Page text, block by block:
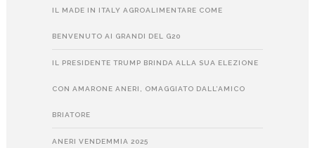
IL MADE IN ITALY AGROALIMENTARE COME
BENVENUTO AI GRANDI DEL G20
IL PRESIDENTE TRUMP BRINDA ALLA SUA ELEZIONE
CON AMARONE ANERI, OMAGGIATO DALL’AMICO
BRIATORE
ANERI VENDEMMIA 2025